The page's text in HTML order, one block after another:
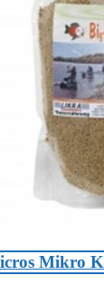
Mikro